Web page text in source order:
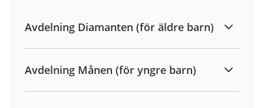
Avdelning Diamanten (för äldre barn)
Avdelning Månen (för yngre barn)